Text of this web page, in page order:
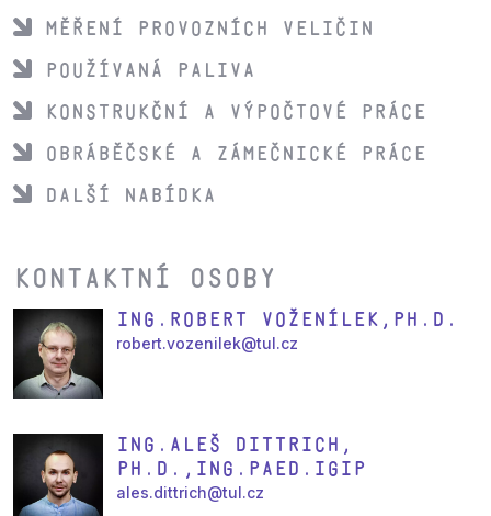
Měření provozních veličin
Používaná paliva
Konstrukční a výpočtové práce
Obráběčské a zámečnické práce
Další nabídka
Kontaktní osoby
Ing.Robert Voženílek,Ph.D.
robert.vozenilek@tul.cz
Ing.Aleš Dittrich,
Ph.D.,Ing.Paed.IGIP
ales.dittrich@tul.cz